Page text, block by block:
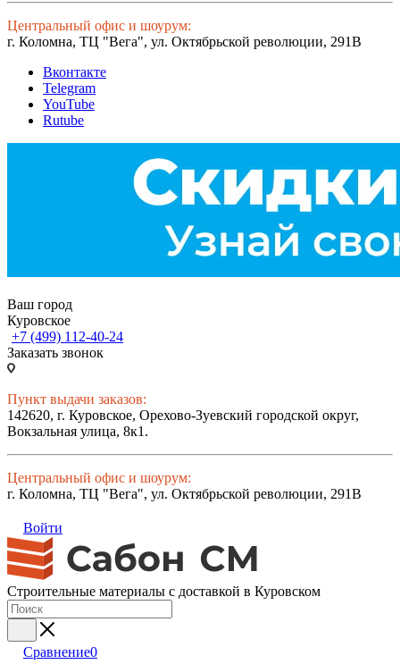
Центральный офис и шоурум:
г. Коломна, ТЦ "Вега", ул. Октябрьской революции, 291В
Вконтакте
Telegram
YouTube
Rutube
Ваш город
Куровское
+7 (499) 112-40-24
Заказать звонок
Пункт выдачи заказов:
142620, г. Куровское, Орехово-Зуевский городской округ,
Вокзальная улица, 8к1.
Центральный офис и шоурум:
г. Коломна, ТЦ "Вега", ул. Октябрьской революции, 291В
Войти
Строительные материалы с доставкой в Куровском
Сравнение0